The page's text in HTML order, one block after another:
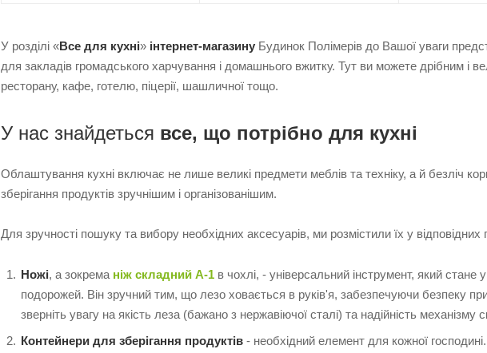
У розділі «Все для кухні» інтернет-магазину Будинок Полімерів до Вашої уваги
для закладів громадського харчування і домашнього вжитку. Тут ви можете дрібним і
ресторану, кафе, готелю, піцерії, шашличної тощо.
У нас знайдеться все, що потрібно для кухні
Облаштування кухні включає не лише великі предмети меблів та техніку, а й безліч
зберігання продуктів зручнішим і організованішим.
Для зручності пошуку та вибору необхідних аксесуарів, ми розмістили їх у відповідних
Ножі, а зокрема ніж складний A-1 в чохлі, - універсальний інструмент, який стане
подорожей. Він зручний тим, що лезо ховається в руків'я, забезпечуючи безпеку
зверніть увагу на якість леза (бажано з нержавіючої сталі) та надійність механізму
Контейнери для зберігання продуктів - необхідний елемент для кожної